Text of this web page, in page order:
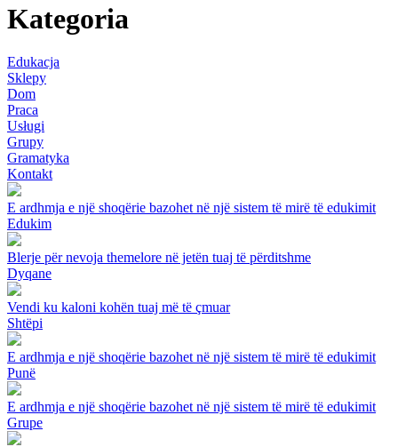
Kategoria
Edukacja
Sklepy
Dom
Praca
Usługi
Grupy
Gramatyka
Kontakt
E ardhmja e një shoqërie bazohet në një sistem të mirë të edukimit
Edukim
Blerje për nevoja themelore në jetën tuaj të përditshme
Dyqane
Vendi ku kaloni kohën tuaj më të çmuar
Shtëpi
E ardhmja e një shoqërie bazohet në një sistem të mirë të edukimit
Punë
E ardhmja e një shoqërie bazohet në një sistem të mirë të edukimit
Grupe